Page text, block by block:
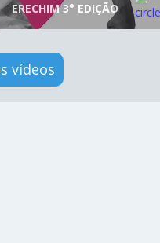
ERECHIM 3° EDIÇÃO
vídeos